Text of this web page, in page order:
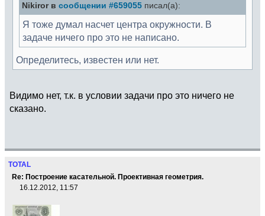
Nikiror в сообщении #659055 писал(а):
Я тоже думал насчет центра окружности. В
задаче ничего про это не написано.
Определитесь, известен или нет.
Видимо нет, т.к. в условии задачи про это ничего не
сказано.
TOTAL
Re: Построение касательной. Проективная геометрия.
16.12.2012, 11:57